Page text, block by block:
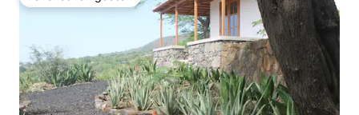
Favoriet van gasten